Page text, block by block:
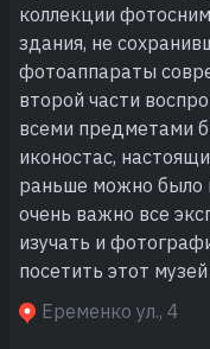
коллекции
здания, не
фотоаппараты
второй части
всеми предметами
иконостас,
раньше можно было
очень важно все
изучать и
посетить этот
Еременко ул., 4